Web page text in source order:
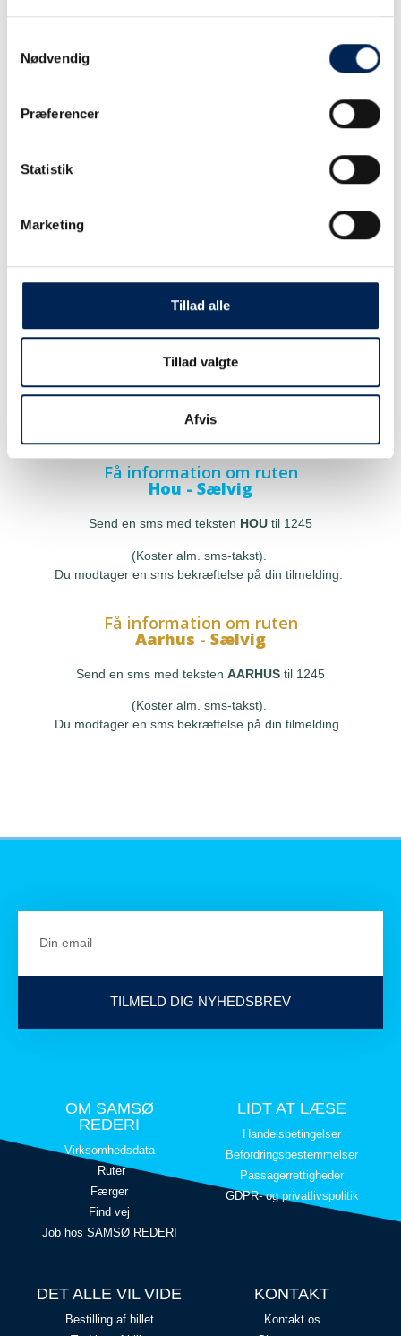
Nødvendig
Præferencer
Statistik
Marketing
Tillad alle
Tillad valgte
Afvis
tjekke vores hjemmeside eller ringe til os.
Få information om ruten
Hou - Sælvig
Send en sms med teksten HOU til 1245
(Koster alm. sms-takst).
Du modtager en sms bekræftelse på din tilmelding.
Få information om ruten
Aarhus - Sælvig
Send en sms med teksten AARHUS til 1245
(Koster alm. sms-takst).
Du modtager en sms bekræftelse på din tilmelding.
TILMELD DIG NYHEDSBREV
OM SAMSØ
REDERI
Virksomhedsdata
Ruter
Færger
Find vej
Job hos SAMSØ REDERI
LIDT AT LÆSE
Handelsbetingelser
Befordringsbestemmelser
Passagerrettigheder
GDPR- og privatlivspolitik
DET ALLE VIL VIDE
Bestilling af billet
KONTAKT
Kontakt os